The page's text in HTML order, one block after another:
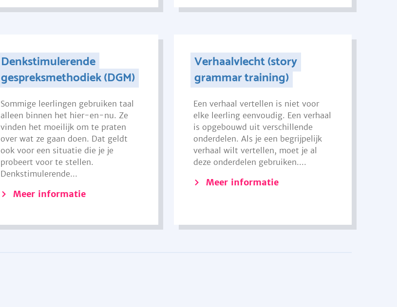
Denkstimulerende
gespreksmethodiek (DGM)
Sommige leerlingen gebruiken taal
alleen binnen het hier-en-nu. Ze
vinden het moeilijk om te praten
over wat ze gaan doen. Dat geldt
ook voor een situatie die je je
probeert voor te stellen.
Denkstimulerende...
Meer informatie
Verhaalvlecht (story
grammar training)
Een verhaal vertellen is niet voor
elke leerling eenvoudig. Een verhaal
is opgebouwd uit verschillende
onderdelen. Als je een begrijpelijk
verhaal wilt vertellen, moet je al
deze onderdelen gebruiken....
Meer informatie